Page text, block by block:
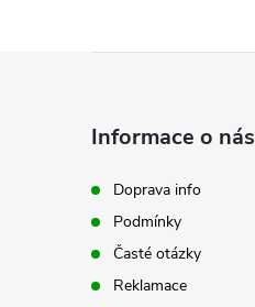
Informace o nás
Doprava info
Podmínky
Časté otázky
Reklamace